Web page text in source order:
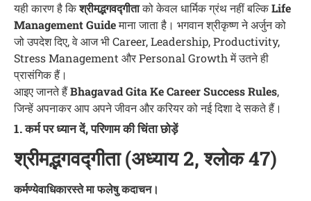
यही कारण है किश्रीमद्भगवद्गीताको केवल धार्मिक ग्रंथ नहीं बल्किLife
Management Guideमाना जाता है। भगवान श्रीकृष्ण ने अर्जुन को
जो उपदेश दिए, वे आज भी Career, Leadership, Productivity,
Stress Management और Personal Growth में उतने ही
प्रासंगिक हैं।
आइए जानते हैंBhagavad Gita Ke Career Success Rules,
जिन्हें अपनाकर आप अपने जीवन और करियर को नई दिशा दे सकते हैं।
1. कर्म पर ध्यान दें, परिणाम की चिंता छोड़ें
श्रीमद्भगवद्गीता (अध्याय 2, श्लोक 47)
कर्मण्येवाधिकारस्ते मा फलेषु कदाचन।